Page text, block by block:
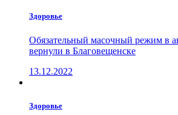
Здоровье
Обязательный масочный режим в
вернули в Благовещенске
13.12.2022
Здоровье